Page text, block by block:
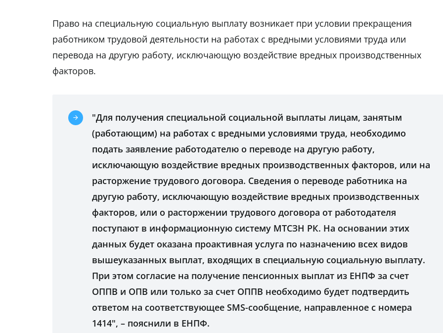
Право на специальную социальную выплату возникает при условии прекращения
работником трудовой деятельности на работах с вредными условиями труда или
перевода на другую работу, исключающую воздействие вредных производственных
факторов.
"Для получения специальной социальной выплаты лицам, занятым
(работающим) на работах с вредными условиями труда, необходимо
подать заявление работодателю о переводе на другую работу,
исключающую воздействие вредных производственных факторов, или на
расторжение трудового договора. Сведения о переводе работника на
другую работу, исключающую воздействие вредных производственных
факторов, или о расторжении трудового договора от работодателя
поступают в информационную систему МТСЗН РК. На основании этих
данных будет оказана проактивная услуга по назначению всех видов
вышеуказанных выплат, входящих в специальную социальную выплату.
При этом согласие на получение пенсионных выплат из ЕНПФ за счет
ОППВ и ОПВ или только за счет ОППВ необходимо будет подтвердить
ответом на соответствующее SMS-сообщение, направленное с номера
1414", – пояснили в ЕНПФ.